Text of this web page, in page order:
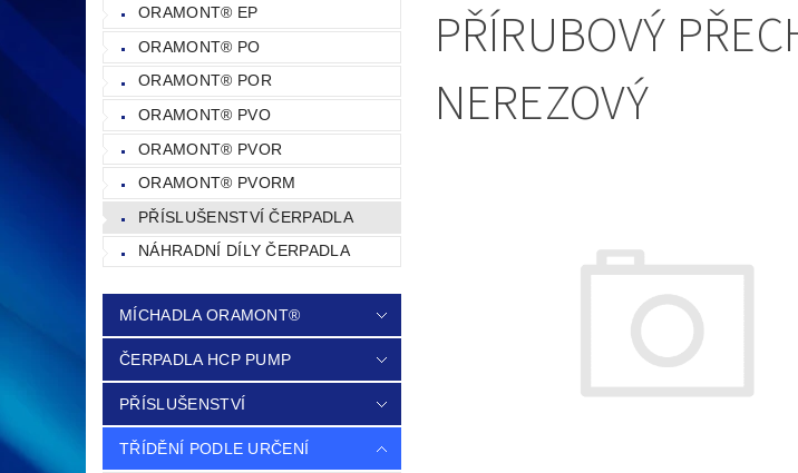
ORAMONT® EP
ORAMONT® PO
ORAMONT® POR
ORAMONT® PVO
ORAMONT® PVOR
ORAMONT® PVORM
PŘÍSLUŠENSTVÍ ČERPADLA
NÁHRADNÍ DÍLY ČERPADLA
MÍCHADLA ORAMONT®
ČERPADLA HCP PUMP
PŘÍSLUŠENSTVÍ
TŘÍDĚNÍ PODLE URČENÍ
PŘÍRUBOVÝ
NEREZOVÝ